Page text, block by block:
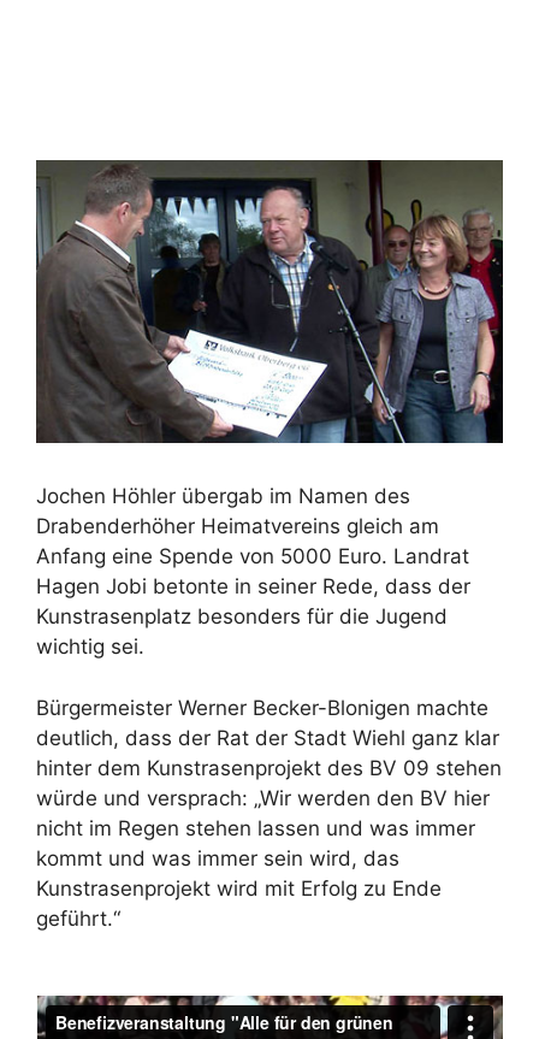
Jochen Höhler übergab im Namen des
Drabenderhöher Heimatvereins gleich am
Anfang eine Spende von 5000 Euro. Landrat
Hagen Jobi betonte in seiner Rede, dass der
Kunstrasenplatz besonders für die Jugend
wichtig sei.
Bürgermeister Werner Becker-Blonigen machte
deutlich, dass der Rat der Stadt Wiehl ganz klar
hinter dem Kunstrasenprojekt des BV 09 stehen
würde und versprach: „Wir werden den BV hier
nicht im Regen stehen lassen und was immer
kommt und was immer sein wird, das
Kunstrasenprojekt wird mit Erfolg zu Ende
geführt.“